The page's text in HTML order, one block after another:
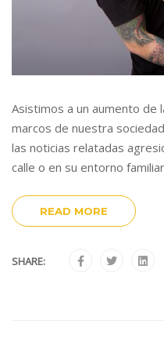
Asistimos a un aumento de
marcos de nuestra
las noticias relatadas
calle o en su entorno
READ MORE
SHARE: